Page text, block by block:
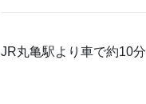
JR丸亀駅より車で約10分